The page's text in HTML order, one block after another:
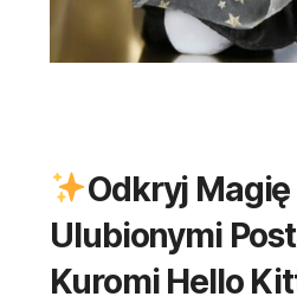
Odkryj Magię
Ulubionymi
Kuromi Hello